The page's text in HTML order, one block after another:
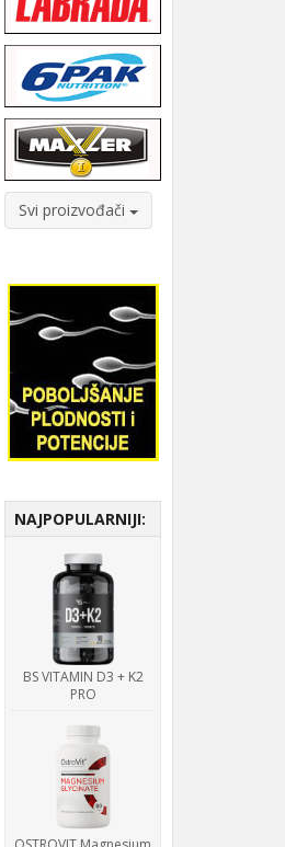
Svi proizvođači
NAJPOPULARNIJI:
BS VITAMIN D3 + K2
PRO